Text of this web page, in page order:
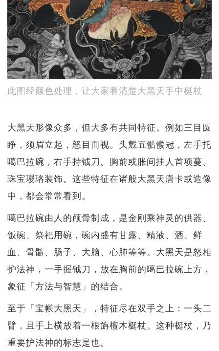
此图经颜色处理，让大家看清楚大黑天手中梃杖
大黑天形像众多，但大多有共同特征。例如三目圆
睁，须眉立起，怒目而视。头戴五骷髅冠，左手托
噶巴拉碗，右手持钺刀。胸前或胀间挂人首项蔓、
珠宝璎珞装饰。这些特征在诸般大黑天唐卡或造像
中，都会常常看到。
噶巴拉碗由人的颅骨制成，是金刚乘神灵的供器、
饭碗、祭祀用碗，碗内盛有甘露、精液、酒、鲜
血、骨髓、肠子、大脑、心肺等等。大黑天是怒相
护法神，一手握钺刀，放在胸前的噶巴拉碗上方，
象征「方法与智慧」的结合。
至于「宝帐大黑天」，特征尽在双手之上：一头二
臂，且手上横放着一根旃檀木梃杖。这种梃杖，乃
重要护法神的标志是也。